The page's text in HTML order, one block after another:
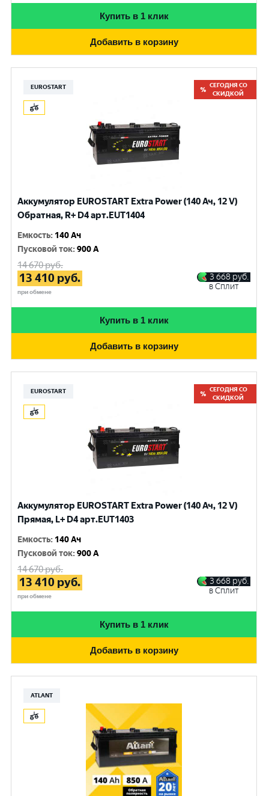
Купить в 1 клик
Добавить в корзину
EUROSTART
СЕГОДНЯ СО
СКИДКОЙ
Аккумулятор EUROSTART Extra Power (140 Ач, 12 V)
Обратная, R+ D4 арт.EUT1404
Емкость: 140 Ач
Пусковой ток:900 A
14 670руб.
13 410 руб.
при обмене
3 668 руб.
в Сплит
Купить в 1 клик
Добавить в корзину
EUROSTART
СЕГОДНЯ СО
СКИДКОЙ
Аккумулятор EUROSTART Extra Power (140 Ач, 12 V)
Прямая, L+ D4 арт.EUT1403
Емкость: 140 Ач
Пусковой ток:900 A
14 670руб.
13 410 руб.
при обмене
3 668 руб.
в Сплит
Купить в 1 клик
Добавить в корзину
ATLANT